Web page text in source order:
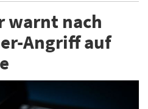
warnt nach
Angriff auf